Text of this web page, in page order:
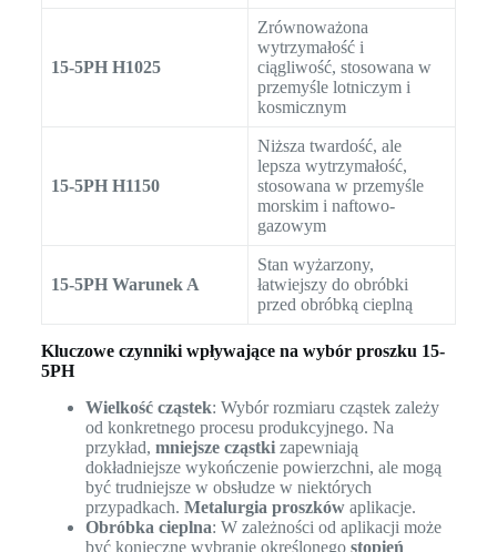
15-5PH H1025
Zrównoważona
wytrzymałość i
ciągliwość, stosowana w
przemyśle lotniczym i
kosmicznym
15-5PH H1150
Niższa twardość, ale
lepsza wytrzymałość,
stosowana w przemyśle
morskim i naftowo-
gazowym
15-5PH Warunek A
Stan wyżarzony,
łatwiejszy do obróbki
przed obróbką cieplną
Kluczowe czynniki wpływające na wybór proszku 15-
5PH
Wielkość cząstek: Wybór rozmiaru cząstek zależy
od konkretnego procesu produkcyjnego. Na
przykład, mniejsze cząstkizapewniają
dokładniejsze wykończenie powierzchni, ale mogą
być trudniejsze w obsłudze w niektórych
przypadkach. Metalurgia proszkówaplikacje.
Obróbka cieplna: W zależności od aplikacji może
być konieczne wybranie określonego stopień